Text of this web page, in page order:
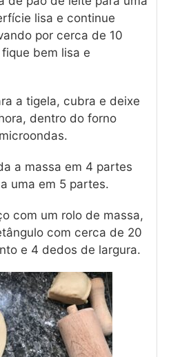
lisa e continue
por cerca de 10
bem lisa e
a tigela, cubra e deixe
dentro do forno
a massa em 4 partes
uma em 5 partes.
com um rolo de massa,
com cerca de 20
e 4 dedos de largura.